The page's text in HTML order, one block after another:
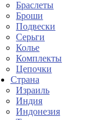
Браслеты
Броши
Подвески
Серьги
Колье
Комплекты
Цепочки
Страна
Израиль
Индия
Индонезия